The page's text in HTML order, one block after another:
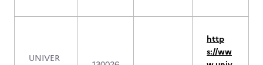
UNIVER
http
s://ww